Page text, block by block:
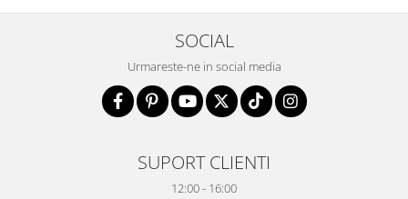
SOCIAL
Urmareste-ne in social media
SUPORT CLIENTI
12:00 - 16:00